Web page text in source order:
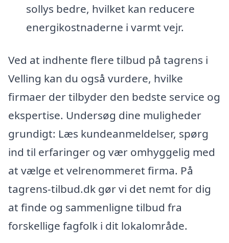
sollys bedre, hvilket kan reducere
energikostnaderne i varmt vejr.
Ved at indhente flere tilbud på tagrens i
Velling kan du også vurdere, hvilke
firmaer der tilbyder den bedste service og
ekspertise. Undersøg dine muligheder
grundigt: Læs kundeanmeldelser, spørg
ind til erfaringer og vær omhyggelig med
at vælge et velrenommeret firma. På
tagrens-tilbud.dk gør vi det nemt for dig
at finde og sammenligne tilbud fra
forskellige fagfolk i dit lokalområde.